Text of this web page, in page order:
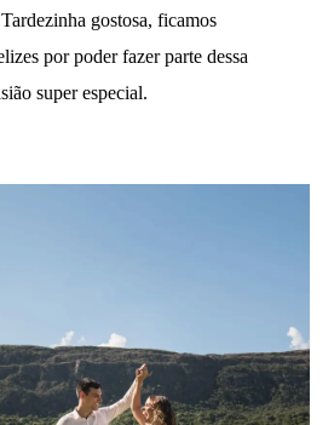
gostosa, ficamos
por poder fazer parte dessa
super especial.